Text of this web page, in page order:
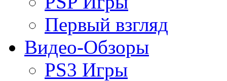
Первый взгляд
Видео-Обзоры
PS3 Игры